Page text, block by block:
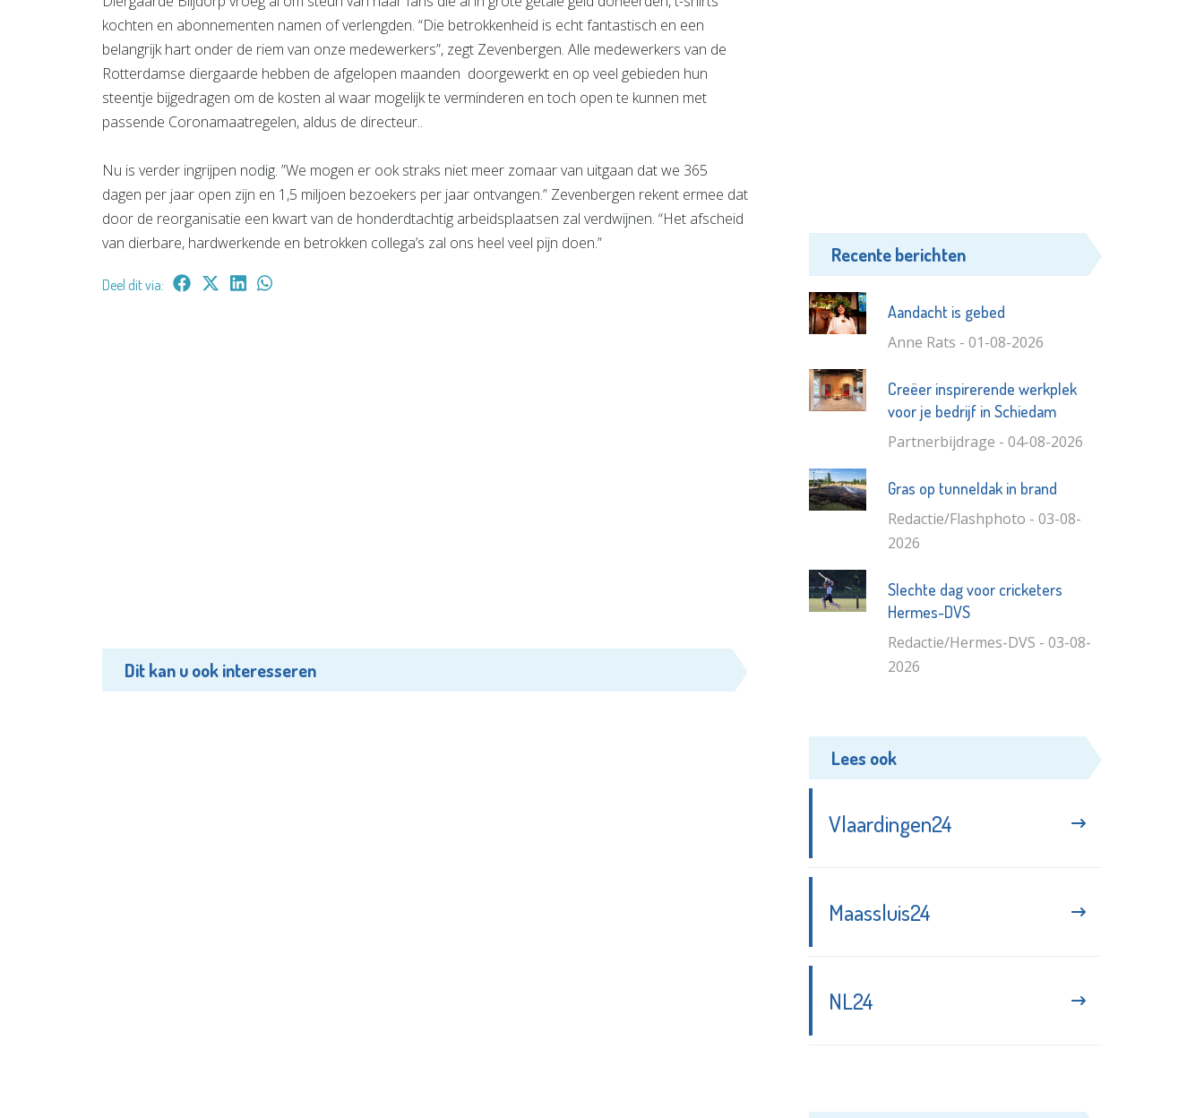
kochten en abonnementen namen of verlengden. “Die betrokkenheid is echt fantastisch en een
belangrijk hart onder de riem van onze medewerkers”, zegt Zevenbergen. Alle medewerkers van de
Rotterdamse diergaarde hebben de afgelopen maanden doorgewerkt en op veel gebieden hun
steentje bijgedragen om de kosten al waar mogelijk te verminderen en toch open te kunnen met
passende Coronamaatregelen, aldus de directeur..
Nu is verder ingrijpen nodig. ”We mogen er ook straks niet meer zomaar van uitgaan dat we 365
dagen per jaar open zijn en 1,5 miljoen bezoekers per jaar ontvangen.” Zevenbergen rekent ermee dat
door de reorganisatie een kwart van de honderdtachtig arbeidsplaatsen zal verdwijnen. “Het afscheid
van dierbare, hardwerkende en betrokken collega’s zal ons heel veel pijn doen.”
Deel dit via:
Dit kan u ook interesseren
Recente berichten
Aandacht is gebed
Anne Rats - 01-08-2026
Creëer inspirerende werkplek
voor je bedrijf in Schiedam
Partnerbijdrage - 04-08-2026
Gras op tunneldak in brand
Redactie/Flashphoto - 03-08-
2026
Slechte dag voor cricketers
Hermes-DVS
Redactie/Hermes-DVS - 03-08-
2026
Lees ook
Vlaardingen24
Maassluis24
NL24